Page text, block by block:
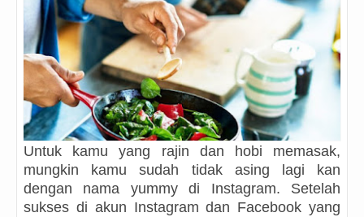
Untuk kamu yang rajin dan hobi memasak,
mungkin kamu sudah tidak asing lagi kan
dengan nama yummy di Instagram. Setelah
sukses di akun Instagram dan Facebook yang